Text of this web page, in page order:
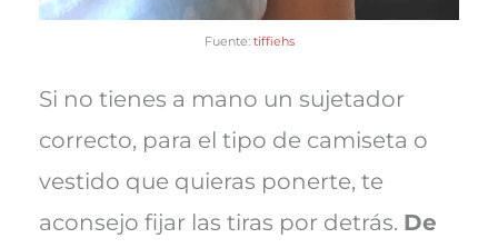
Fuente: tiffiehs
Si no tienes a mano un sujetador
correcto, para el tipo de camiseta o
vestido que quieras ponerte, te
aconsejo fijar las tiras por detrás. De